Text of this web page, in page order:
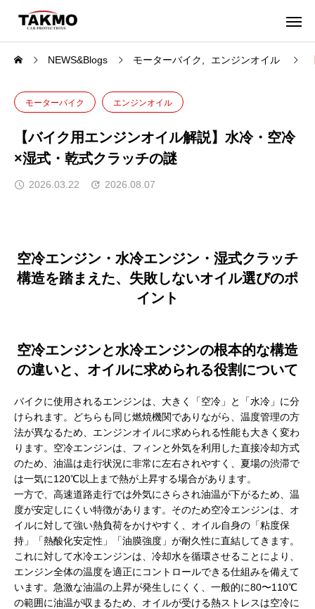
NEWS&Blogs モーターバイク エンジンオイル
モーターバイク エンジンオイル
【バイク用エンジンオイル解説】水冷・空冷
×湿式・乾式クラッチの謎
2026.03.22 2026.08.07
空冷エンジン・水冷エンジン・湿式クラッチ
構造を踏まえた、失敗しないオイル選びのポ
イント
空冷エンジンと水冷エンジンの根本的な構造
の違いと、オイルに求められる役割について
バイクに使用されるエンジンは、大きく「空冷」と「水冷」に分
けられます。どちらも同じ燃焼機関でありながら、温度管理の方
法が異なるため、エンジンオイルに求められる性能も大きく変わ
ります。空冷エンジンは、フィンと外気を利用した直接冷却方式
のため、油温は走行状況に非常に左右されやすく、夏場の渋滞で
は一気に120℃以上まで熱が上昇する場合があります。
一方で、高速道路走行では外気にさらされ油温が下がるため、温
度が安定しにくい特徴があります。そのため空冷エンジンは、オ
イルに対して強い熱負荷をかけやすく、オイル自身の「粘度保
持」「熱酸化安定性」「油膜強度」が耐久性に直結してきます。
これに対して水冷エンジンは、冷却水を循環させることにより、
エンジン全体の温度を適正にコントロールできる仕組みを備えて
います。急激な油温の上昇が発生しにくく、一般的に80〜110℃
の範囲に油温が収まるため、オイルが受ける熱ストレスは空冷に